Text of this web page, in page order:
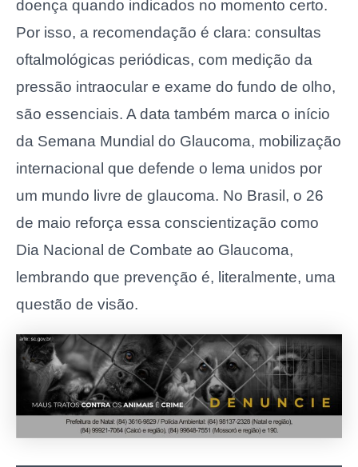
doença quando indicados no momento certo.
Por isso, a recomendação é clara: consultas
oftalmológicas periódicas, com medição da
pressão intraocular e exame do fundo de olho,
são essenciais. A data também marca o início
da Semana Mundial do Glaucoma, mobilização
internacional que defende o lema unidos por
um mundo livre de glaucoma. No Brasil, o 26
de maio reforça essa conscientização como
Dia Nacional de Combate ao Glaucoma,
lembrando que prevenção é, literalmente, uma
questão de visão.